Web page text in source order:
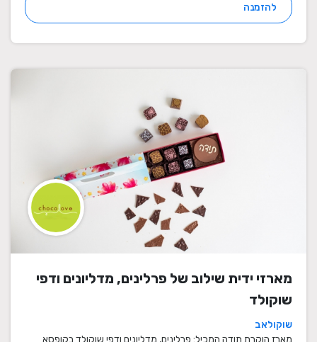
להזמנה
מארזי ידית שילוב של פרלינים, מדליונים ודפי
שוקולד
שוקולאב
מארז הוקרת תודה המכיל: פרלינים, מדליונים ודפי שוקולד בקופסא